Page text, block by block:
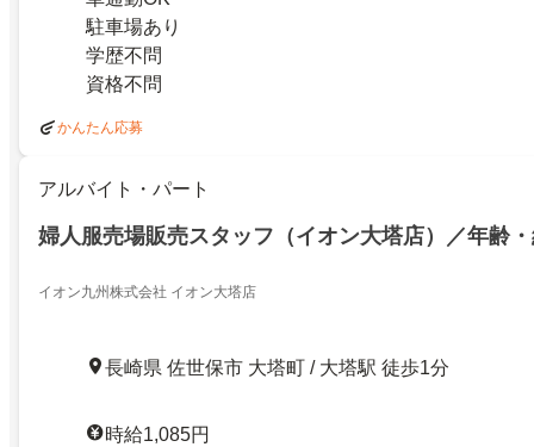
駐車場あり
学歴不問
資格不問
かんたん応募
アルバイト・パート
婦人服売場販売スタッフ（イオン大塔店）／年齢
イオン九州株式会社 イオン大塔店
長崎県 佐世保市 大塔町 / 大塔駅 徒歩1分
時給1,085円